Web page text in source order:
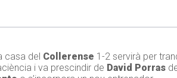
casa del Collerense 1-2 servirà per
i va prescindir de David Porras